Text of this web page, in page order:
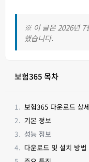
※ 이 글은 2026년 7
했습니다.
보험365 목차
보험365 다운로드 상
기본 정보
성능 정보
다운로드 및 설치 방법